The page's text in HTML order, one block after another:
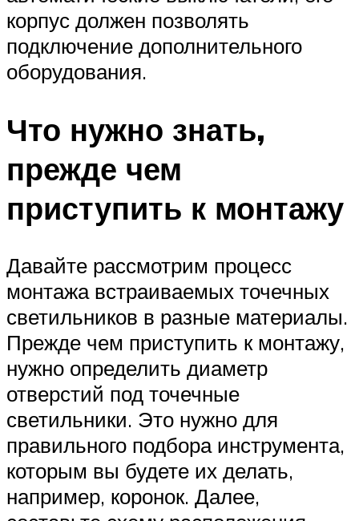
корпус должен позволять
подключение дополнительного
оборудования.
Что нужно знать,
прежде чем
приступить к монтажу
Давайте рассмотрим процесс
монтажа встраиваемых точечных
светильников в разные материалы.
Прежде чем приступить к монтажу,
нужно определить диаметр
отверстий под точечные
светильники. Это нужно для
правильного подбора инструмента,
которым вы будете их делать,
например, коронок. Далее,